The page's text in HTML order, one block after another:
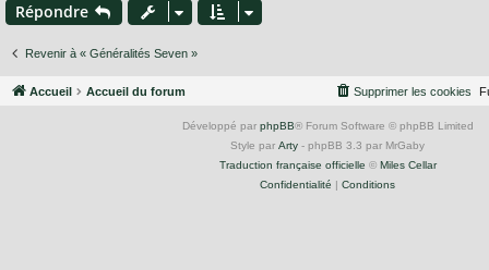
Répondre
Revenir à « Généralités Seven »
Accueil Accueil du forum Supprimer les cookies
Développé par phpBB® Forum Software © phpBB Limited
Style par Arty - phpBB 3.3 par MrGaby
Traduction française officielle © Miles Cellar
Confidentialité
Conditions